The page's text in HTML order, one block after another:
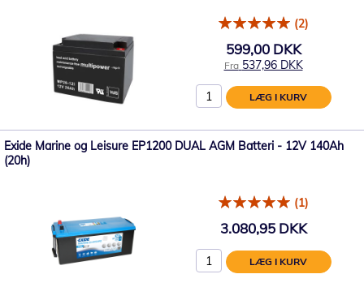
(2)
599,00 DKK
Fra 537,96 DKK
LÆG I KURV
Exide Marine og Leisure EP1200 DUAL AGM Batteri - 12V 140Ah
(20h)
(1)
3.080,95 DKK
LÆG I KURV